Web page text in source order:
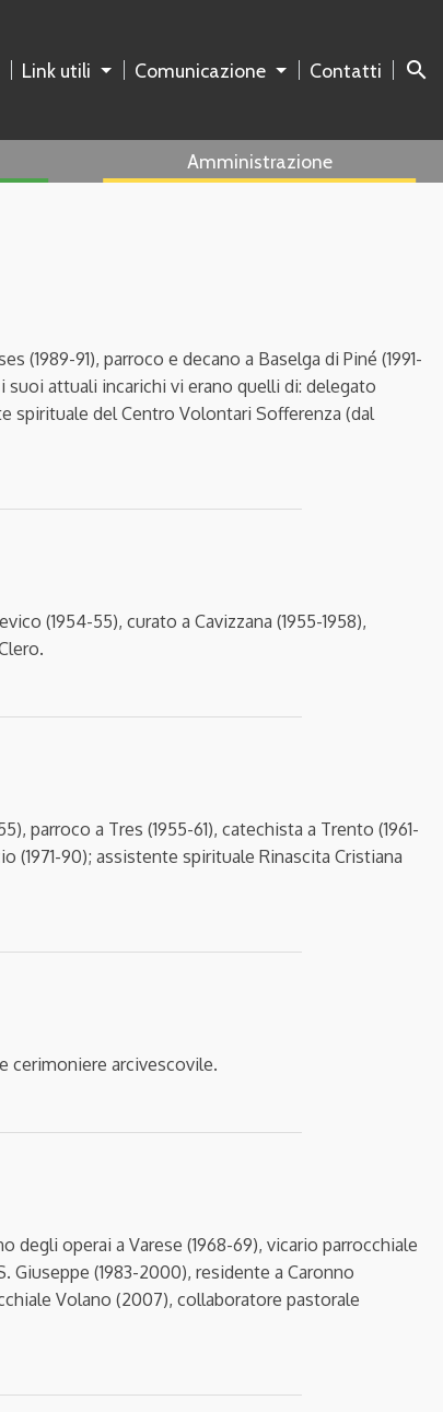
Link utili Comunicazione Contatti search
Amministrazione
(1989-91), parroco e decano a Baselga di Piné (1991-
attuali incarichi vi erano quelli di: delegato
spirituale del Centro Volontari Sofferenza (dal
(1954-55), curato a Cavizzana (1955-1958),
parroco a Tres (1955-61), catechista a Trento (1961-
(1971-90); assistente spirituale Rinascita Cristiana
cerimoniere arcivescovile.
degli operai a Varese (1968-69), vicario parrocchiale
Giuseppe (1983-2000), residente a Caronno
Volano (2007), collaboratore pastorale